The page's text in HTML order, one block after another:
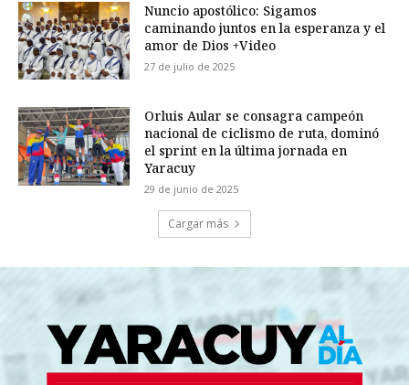
Nuncio apostólico: Sigamos
caminando juntos en la esperanza y el
amor de Dios +Video
27 de julio de 2025
Orluis Aular se consagra campeón
nacional de ciclismo de ruta, dominó
el sprint en la última jornada en
Yaracuy
29 de junio de 2025
Cargar más